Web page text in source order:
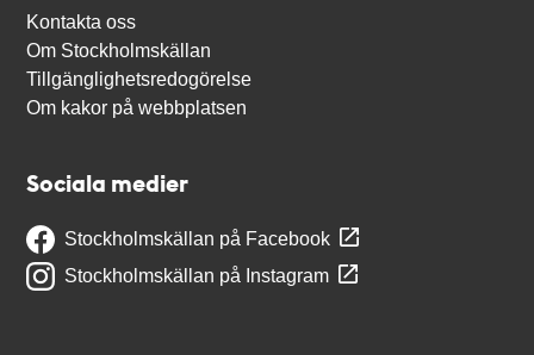
Kontakta oss
Om Stockholmskällan
Tillgänglighetsredogörelse
Om kakor på webbplatsen
Sociala medier
Stockholmskällan på Facebook
Stockholmskällan på Instagram